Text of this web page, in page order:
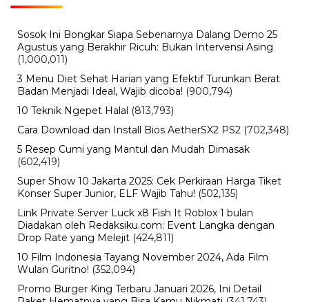
Sosok Ini Bongkar Siapa Sebenarnya Dalang Demo 25
Agustus yang Berakhir Ricuh: Bukan Intervensi Asing
(1,000,011)
3 Menu Diet Sehat Harian yang Efektif Turunkan Berat
Badan Menjadi Ideal, Wajib dicoba! (900,794)
10 Teknik Ngepet Halal (813,793)
Cara Download dan Install Bios AetherSX2 PS2 (702,348)
5 Resep Cumi yang Mantul dan Mudah Dimasak
(602,419)
Super Show 10 Jakarta 2025: Cek Perkiraan Harga Tiket
Konser Super Junior, ELF Wajib Tahu! (502,135)
Link Private Server Luck x8 Fish It Roblox 1 bulan
Diadakan oleh Redaksiku.com: Event Langka dengan
Drop Rate yang Melejit (424,811)
10 Film Indonesia Tayang November 2024, Ada Film
Wulan Guritno! (352,094)
Promo Burger King Terbaru Januari 2026, Ini Detail